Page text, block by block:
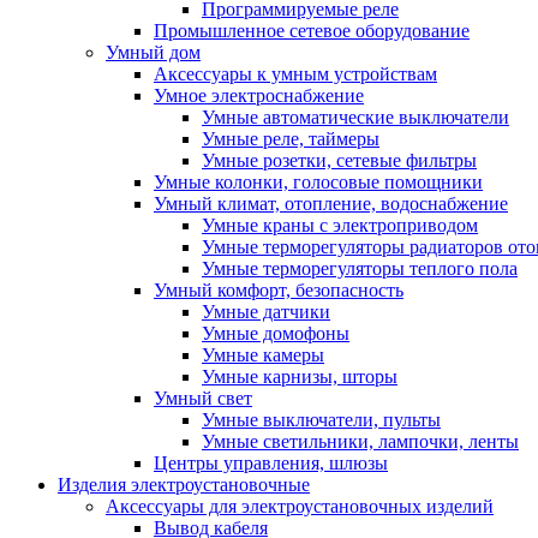
Программируемые реле
Промышленное сетевое оборудование
Умный дом
Аксессуары к умным устройствам
Умное электроснабжение
Умные автоматические выключатели
Умные реле, таймеры
Умные розетки, сетевые фильтры
Умные колонки, голосовые помощники
Умный климат, отопление, водоснабжение
Умные краны с электроприводом
Умные терморегуляторы радиаторов
Умные терморегуляторы теплого пола
Умный комфорт, безопасность
Умные датчики
Умные домофоны
Умные камеры
Умные карнизы, шторы
Умный свет
Умные выключатели, пульты
Умные светильники, лампочки, ленты
Центры управления, шлюзы
Изделия электроустановочные
Аксессуары для электроустановочных изделий
Вывод кабеля